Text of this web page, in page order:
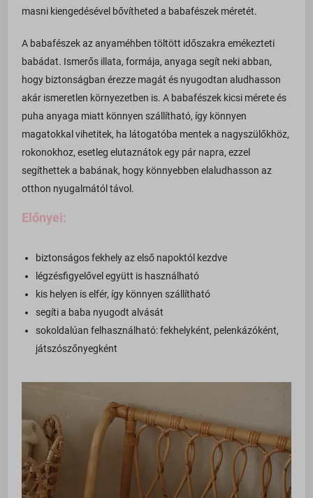
masni kiengedésével bővítheted a babafészek méretét.
A babafészek az anyaméhben töltött időszakra emékezteti
babádat. Ismerős illata, formája, anyaga segít neki abban,
hogy biztonságban érezze magát és nyugodtan aludhasson
akár ismeretlen környezetben is. A babafészek kicsi mérete és
puha anyaga miatt könnyen szállítható, így könnyen
magatokkal vihetitek, ha látogatóba mentek a nagyszülőkhöz,
rokonokhoz, esetleg elutaznátok egy pár napra, ezzel
segíthettek a babának, hogy könnyebben elaludhasson az
otthon nyugalmától távol.
Előnyei:
biztonságos fekhely az első napoktól kezdve
légzésfigyelővel együtt is használható
kis helyen is elfér, így könnyen szállítható
segíti a baba nyugodt alvását
sokoldalúan felhasználható: fekhelyként, pelenkázóként,
játszószőnyegként